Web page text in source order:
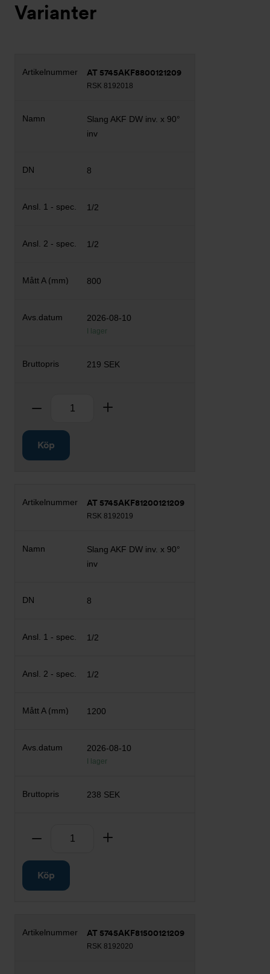
Varianter
AT 5745AKF8800121209
RSK 8192018
Slang AKF DW inv. x 90°
inv
8
1/2
1/2
800
2026-08-10
I lager
219 SEK
Ta bort
Köp
AT 5745AKF81200121209
RSK 8192019
Slang AKF DW inv. x 90°
inv
8
1/2
1/2
1200
2026-08-10
I lager
238 SEK
Ta bort
Köp
AT 5745AKF81500121209
RSK 8192020